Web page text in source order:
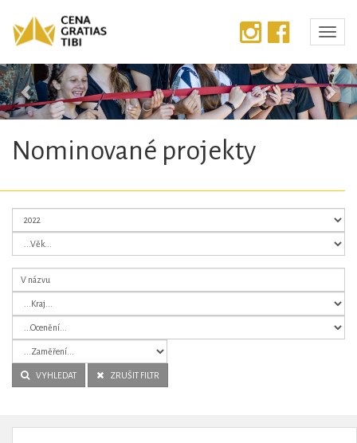
Předchozí
Nominované projekty
VYHLEDAT ZRUŠIT FILTR